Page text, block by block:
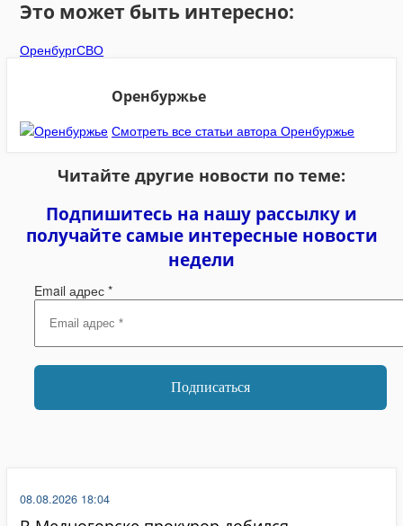
Это может быть интересно:
ОренбургСВО
Оренбуржье
Смотреть все статьи автора Оренбуржье
Читайте другие новости по теме:
Подпишитесь на нашу рассылку и
получайте самые интересные новости
недели
Email адрес *
08.08.2026 18:04